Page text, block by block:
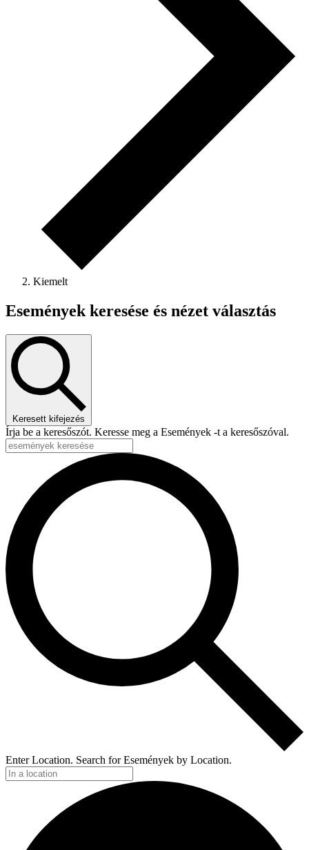
Kiemelt
Események keresése és nézet választás
Keresett kifejezés
Írja be a keresőszót. Keresse meg a Események -t a keresőszóval.
Enter Location. Search for Események by Location.